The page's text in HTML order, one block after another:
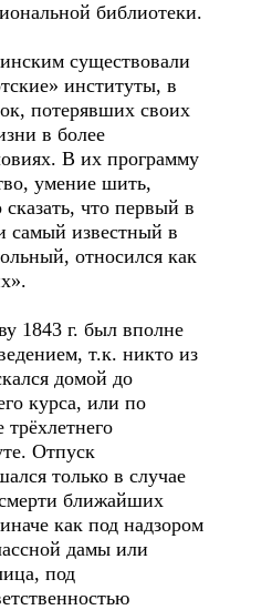
библиотеки.
существовали
институты, в
потерявших своих
в более
В их программу
умение шить,
что первый в
самый известный в
относился как
1843 г. был вполне
т.к. никто из
домой до
курса, или по
Отпуск
только в случае
ближайших
как под надзором
дамы или
под